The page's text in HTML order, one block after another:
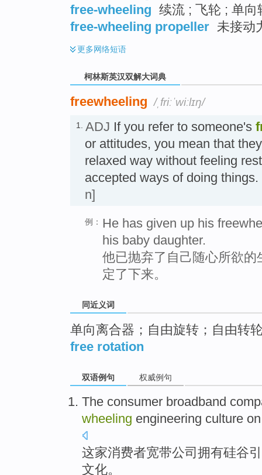
free-wheeling 续流 ; 飞轮 ; 单向
free-wheeling propeller 未接动
更多网络短语
柯林斯英汉双解大词典
freewheeling /ˌfriːˈwiːlɪŋ/
1. ADJ If you refer to someone's
or attitudes, you mean that
relaxed way without feeling
accepted ways of doing
n]
例： He has given up his
his baby daughter.
他已抛弃了自己随心所欲
定了下来。
同近义词
单向离合器；自由旋转；自由转
free rotation
双语例句 权威例句
The consumer broadband
wheeling engineering culture
这家消费者宽带公司 拥有硅谷
文化。